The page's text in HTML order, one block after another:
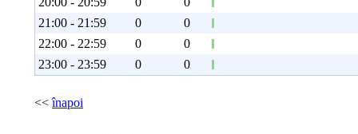
21:00 - 21:59
0
0
22:00 - 22:59
0
0
23:00 - 23:59
0 0
<<înapoi